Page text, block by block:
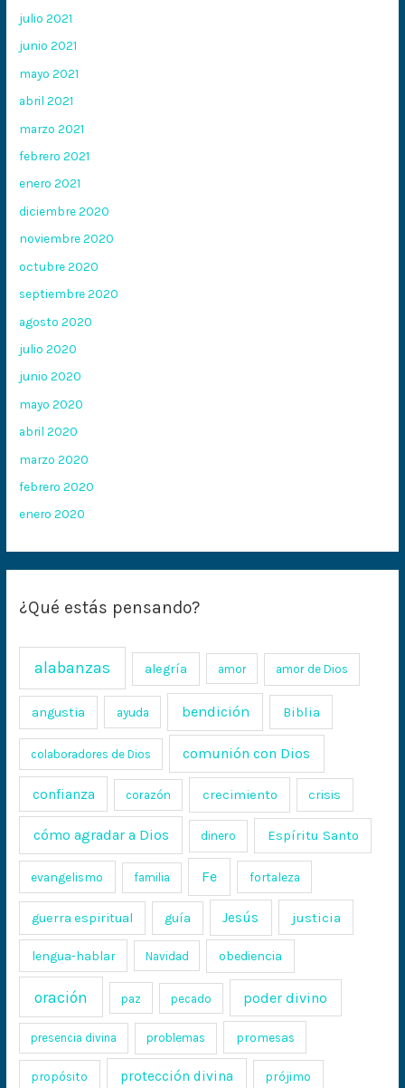
julio 2021
junio 2021
mayo 2021
abril 2021
marzo 2021
febrero 2021
enero 2021
diciembre 2020
noviembre 2020
octubre 2020
septiembre 2020
agosto 2020
julio 2020
junio 2020
mayo 2020
abril 2020
marzo 2020
febrero 2020
enero 2020
¿Qué estás pensando?
alabanzas alegría amor amor de Dios
angustia ayuda bendición Biblia
colaboradores de Dios comunión con Dios
confianza corazón crecimiento crisis
cómo agradar a Dios dinero Espíritu Santo
evangelismo familia Fe fortaleza
guerra espiritual guía Jesús justicia
lengua-hablar Navidad obediencia
oración paz pecado poder divino
presencia divina problemas promesas
propósito protección divina prójimo